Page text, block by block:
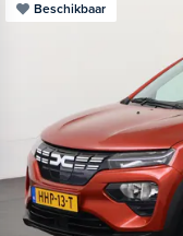
Beschikbaar